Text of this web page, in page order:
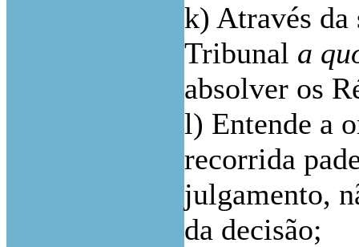
k) Através da
Tribunal a
absolver os
l) Entende a
recorrida
julgamento,
da decisão;